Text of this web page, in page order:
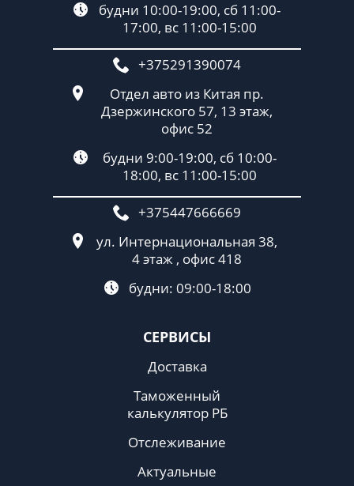
СЕРВИСЫ
Доставка
Таможенный
калькулятор РБ
Отслеживание
Актуальные
будни 10:00-19:00, сб 11:00-
17:00, вс 11:00-15:00
+375291390074
Отдел авто из Китая пр.
Дзержинского 57, 13 этаж,
офис 52
будни 9:00-19:00, сб 10:00-
18:00, вс 11:00-15:00
+375447666669
ул. Интернациональная 38,
4 этаж , офис 418
будни: 09:00-18:00